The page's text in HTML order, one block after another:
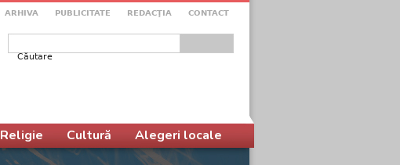
ARHIVA PUBLICITATE REDACŢIA CONTACT
Formular de căutare
Religie Cultură Alegeri locale